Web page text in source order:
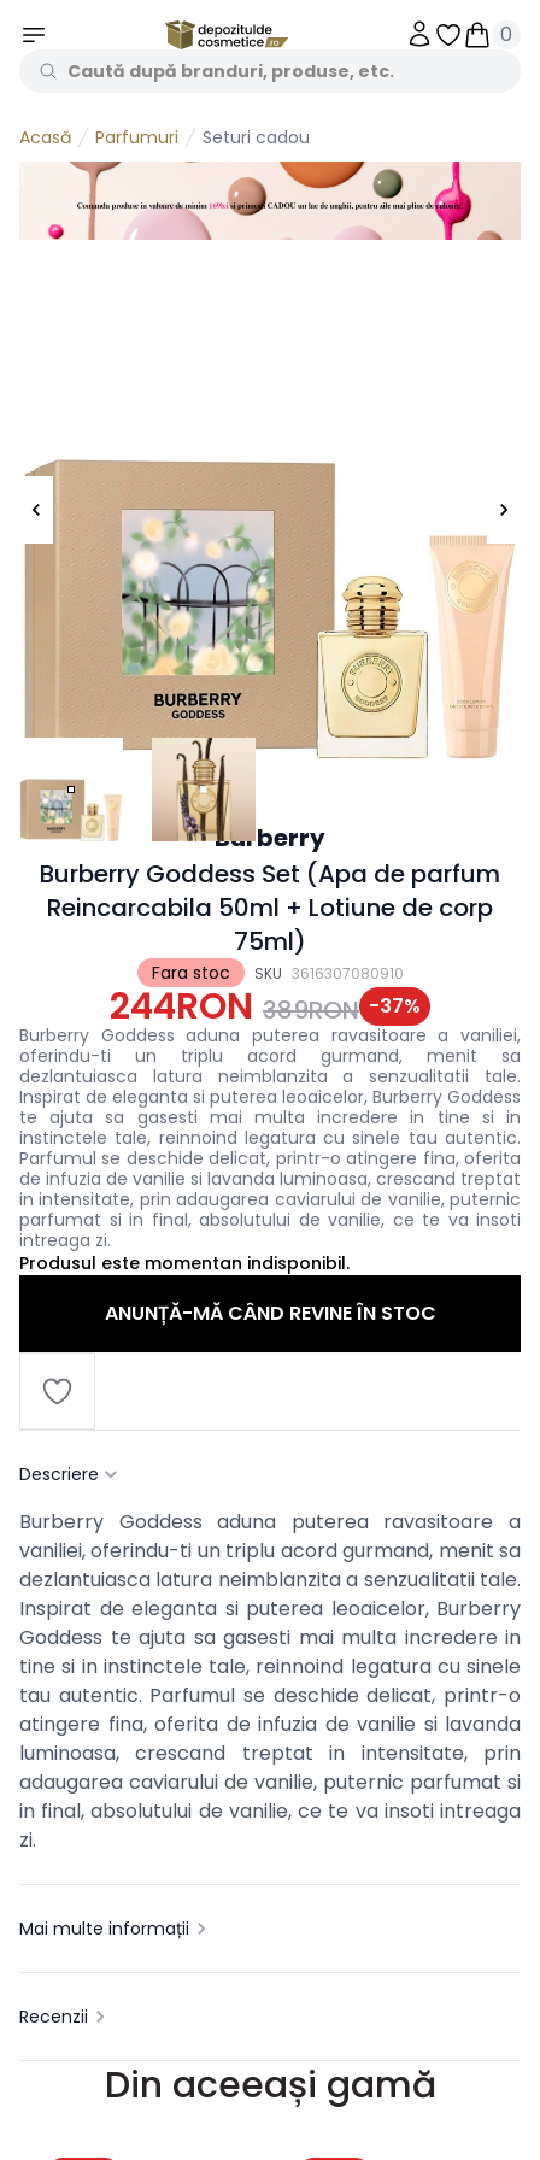
Obiecte
0
Acasă Parfumuri Seturi cadou
Fara stoc SKU 3616307080910
Burberry
Burberry Goddess Set (Apa de parfum
Reincarcabila 50ml + Lotiune de corp
75ml)
244RON 389RON -37%
Burberry Goddess aduna puterea ravasitoare a vaniliei,
oferindu-ti un triplu acord gurmand, menit sa
dezlantuiasca latura neimblanzita a senzualitatii tale.
Inspirat de eleganta si puterea leoaicelor, Burberry Goddess
te ajuta sa gasesti mai multa incredere in tine si in
instinctele tale, reinnoind legatura cu sinele tau autentic.
Parfumul se deschide delicat, printr-o atingere fina, oferita
de infuzia de vanilie si lavanda luminoasa, crescand treptat
in intensitate, prin adaugarea caviarului de vanilie, puternic
parfumat si in final, absolutului de vanilie, ce te va insoti
intreaga zi.
Produsul este momentan indisponibil.
ANUNȚĂ-MĂ CÂND REVINE ÎN STOC
Descriere
Burberry Goddess aduna puterea ravasitoare a
vaniliei, oferindu-ti un triplu acord gurmand, menit sa
dezlantuiasca latura neimblanzita a senzualitatii tale.
Inspirat de eleganta si puterea leoaicelor, Burberry
Goddess te ajuta sa gasesti mai multa incredere in
tine si in instinctele tale, reinnoind legatura cu sinele
tau autentic. Parfumul se deschide delicat, printr-o
atingere fina, oferita de infuzia de vanilie si lavanda
luminoasa, crescand treptat in intensitate, prin
adaugarea caviarului de vanilie, puternic parfumat si
in final, absolutului de vanilie, ce te va insoti intreaga
zi.
Mai multe informații
Recenzii
Din aceeași gamă